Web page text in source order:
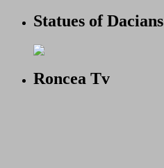
Statues of Dacians
Roncea Tv